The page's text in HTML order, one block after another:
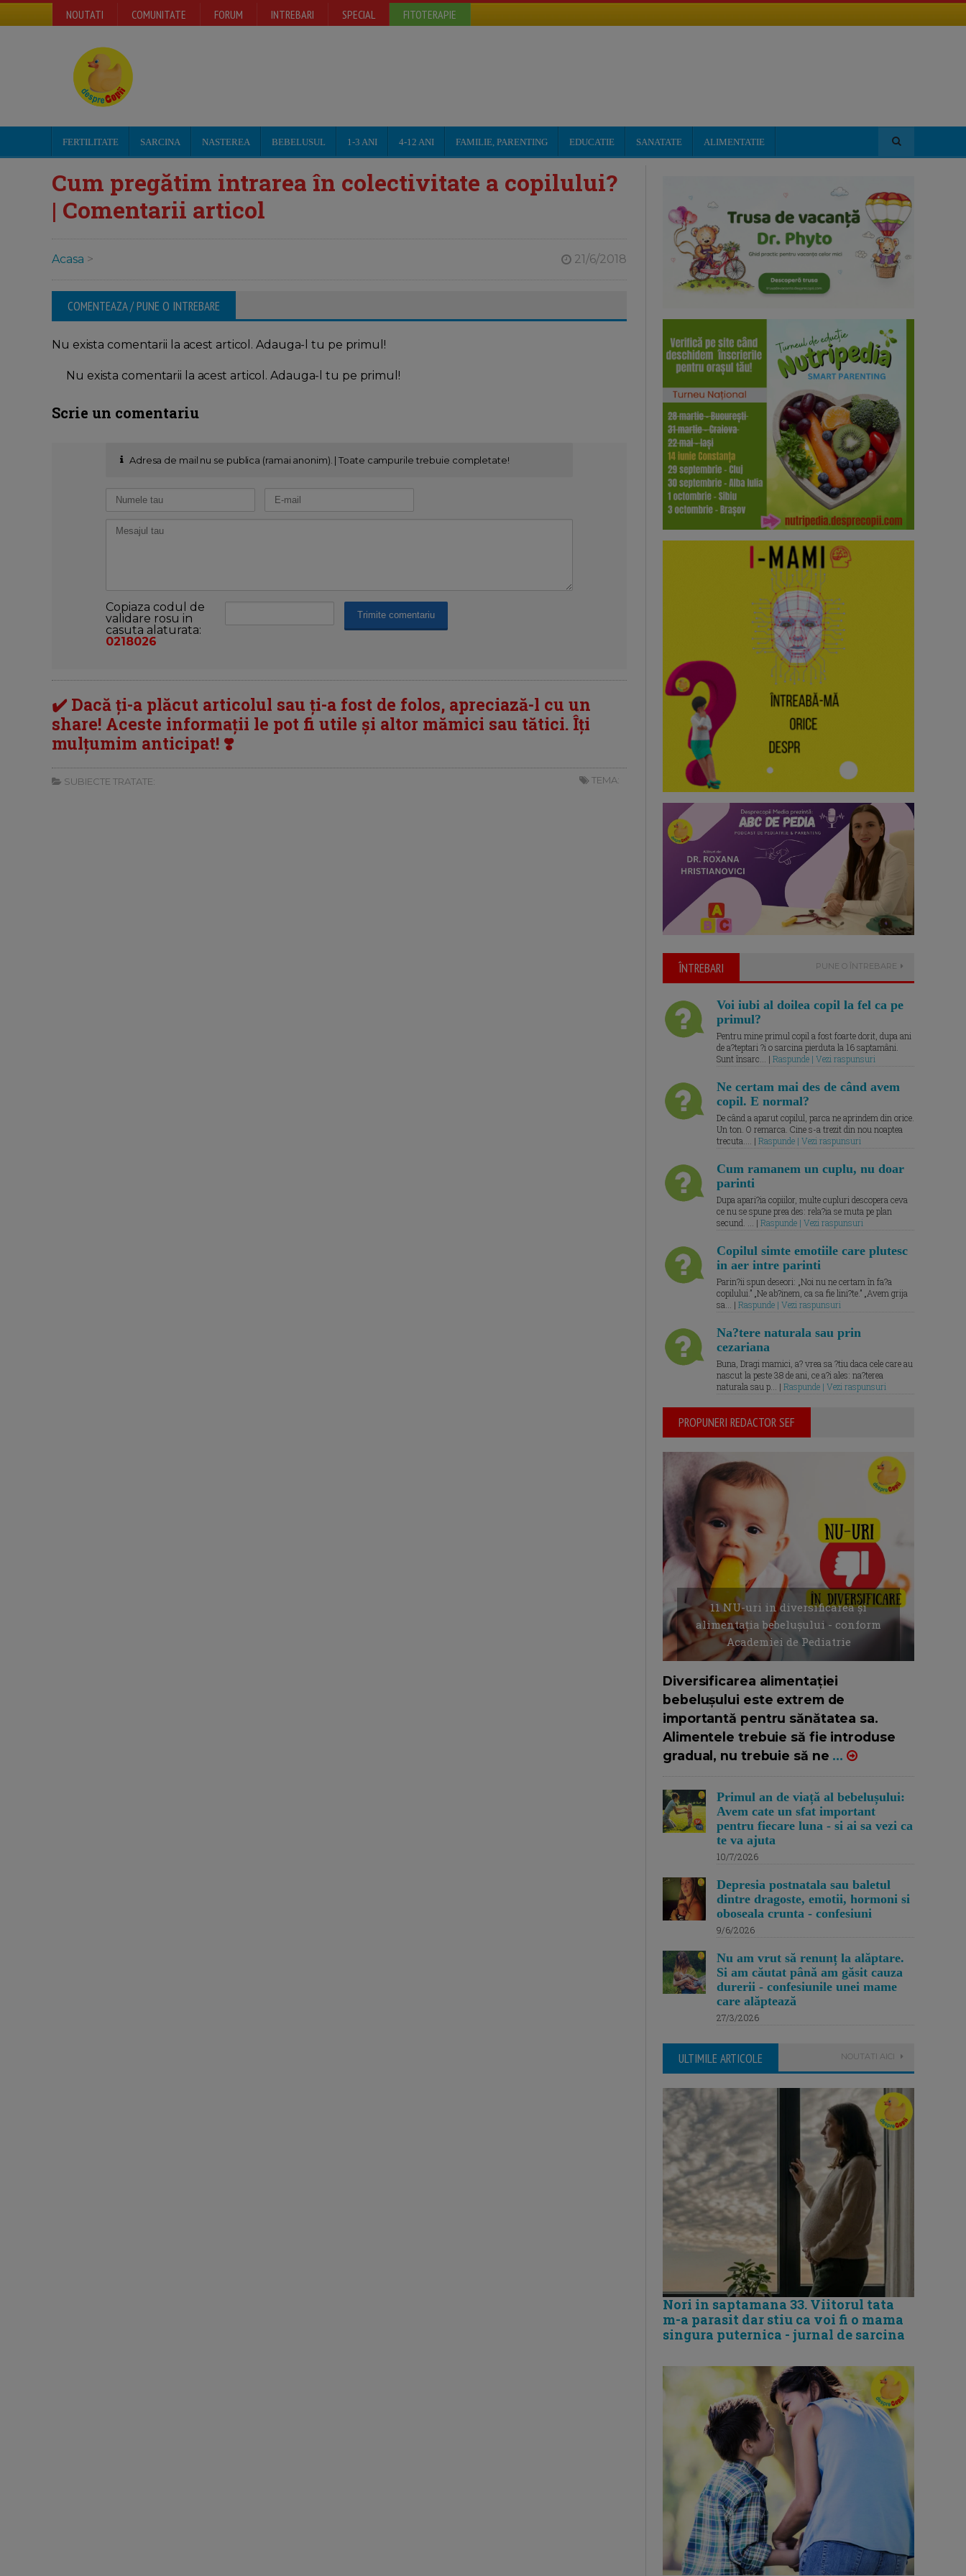
NOUTATI COMUNITATE FORUM INTREBARI SPECIAL FITOTERAPIE
FERTILITATE SARCINA NASTEREA BEBELUSUL 1-3 ANI 4-12 ANI FAMILIE, PARENTING EDUCATIE SANATATE ALIMENTATIE
Cum pregătim intrarea în colectivitate a copilului?
| Comentarii articol
Acasa > 21/6/2018
COMENTEAZA / PUNE O INTREBARE
Nu exista comentarii la acest articol. Adauga-l tu pe primul!
Nu exista comentarii la acest articol. Adauga-l tu pe primul!
Scrie un comentariu
Adresa de mail nu se publica (ramai anonim). | Toate campurile trebuie completate!
Copiaza codul de
validare rosu in
casuta alaturata:
0218026
✔️ Dacă ți-a plăcut articolul sau ți-a fost de folos, apreciază-l cu un
share! Aceste informații le pot fi utile și altor mămici sau tătici. Îți
mulțumim anticipat! ❣️
SUBIECTE TRATATE: TEMA:
ÎNTREBARI PUNE O ÎNTREBARE
Voi iubi al doilea copil la fel ca pe
primul?
Pentru mine primul copil a fost foarte dorit, dupa ani
de a?teptari ?i o sarcina pierduta la 16 saptamâni.
Sunt însarc... | Raspunde | Vezi raspunsuri
Ne certam mai des de când avem
copil. E normal?
De când a aparut copilul, parca ne aprindem din orice.
Un ton. O remarca. Cine s-a trezit din nou noaptea
trecuta.... | Raspunde | Vezi raspunsuri
Cum ramanem un cuplu, nu doar
parinti
Dupa apari?ia copiilor, multe cupluri descopera ceva
ce nu se spune prea des: rela?ia se muta pe plan
secund. ... | Raspunde | Vezi raspunsuri
Copilul simte emotiile care plutesc
in aer intre parinti
Parin?ii spun deseori: „Noi nu ne certam în fa?a
copilului.” „Ne ab?inem, ca sa fie lini?te.” „Avem grija
sa... | Raspunde | Vezi raspunsuri
Na?tere naturala sau prin
cezariana
Buna, Dragi mamici, a? vrea sa ?tiu daca cele care au
nascut la peste 38 de ani, ce a?i ales: na?terea
naturala sau p... | Raspunde | Vezi raspunsuri
PROPUNERI REDACTOR SEF
11 NU-uri in diversificarea și
alimentația bebelușului - conform
Academiei de Pediatrie
Diversificarea alimentației
bebelușului este extrem de
importantă pentru sănătatea sa.
Alimentele trebuie să fie introduse
gradual, nu trebuie să ne ...
Primul an de viață al bebelușului:
Avem cate un sfat important
pentru fiecare luna - si ai sa vezi ca
te va ajuta
10/7/2026
Depresia postnatala sau baletul
dintre dragoste, emotii, hormoni si
oboseala crunta - confesiuni
9/6/2026
Nu am vrut să renunț la alăptare.
Si am căutat până am găsit cauza
durerii - confesiunile unei mame
care alăptează
27/3/2026
ULTIMILE ARTICOLE NOUTATI AICI
Nori in saptamana 33. Viitorul tata
m-a parasit dar stiu ca voi fi o mama
singura puternica - jurnal de sarcina